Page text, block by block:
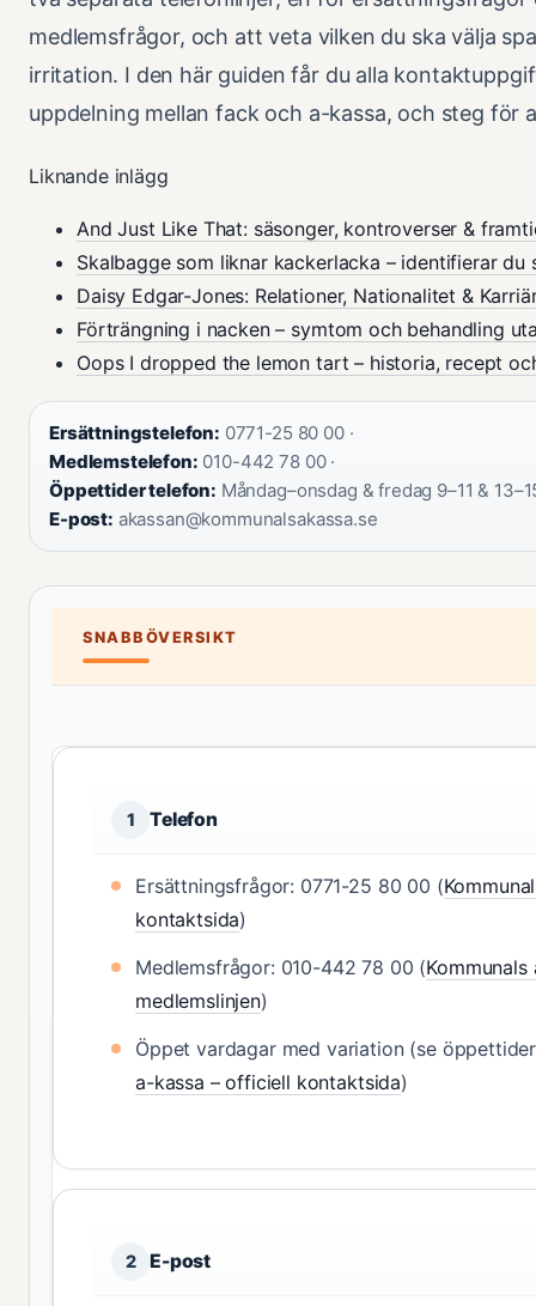
medlemsfrågor, och att veta vilken du ska välja
irritation. I den här guiden får du alla
uppdelning mellan fack och a-kassa, och steg för
Liknande inlägg
And Just Like That: säsonger, kontroverser &
Skalbagge som liknar kackerlacka – identifierar du
Daisy Edgar-Jones: Relationer, Nationalitet &
Förträngning i nacken – symtom och behandling
Oops I dropped the lemon tart – historia, recept
Ersättningstelefon: 0771-25 80 00 ·
Medlemstelefon: 010-442 78 00 ·
Öppettider telefon: Måndag–onsdag & fredag 9–11 &
E-post: akassan@kommunalsakassa.se
SNABBÖVERSIKT
1 Telefon
Ersättningsfrågor: 0771-25 80 00 (
kontaktsida)
Medlemsfrågor: 010-442 78 00 (Kommunals
medlemslinjen)
Öppet vardagar med variation (se
a-kassa – officiell kontaktsida)
2 E-post